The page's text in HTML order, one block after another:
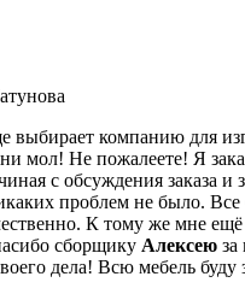
выбирает компанию для
мол! Не пожалеете! Я
с обсуждения заказа и
проблем не было. Все
К тому же мне ещё
сборщику Алексею
дела! Всю мебель буду